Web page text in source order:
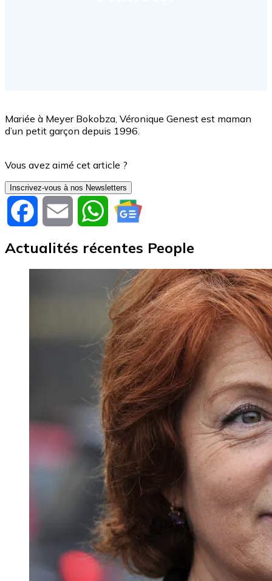
Mariée à Meyer Bokobza, Véronique Genest est maman
d’un petit garçon depuis 1996.
Vous avez aimé cet article ?
Inscrivez-vous à nos Newsletters
Facebook Email WhatsApp
Actualités récentes People